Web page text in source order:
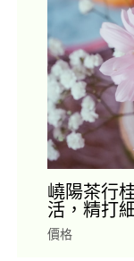
嶢陽茶行
活，精打
價格